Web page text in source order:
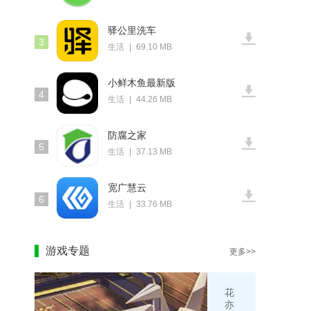
3
驿公里洗车
生活 69.10 MB
4
小鲜木鱼最新版
生活 44.26 MB
5
防腐之家
生活 37.13 MB
6
宽广慧云
生活 33.76 MB
游戏专题 更多>>
花
亦